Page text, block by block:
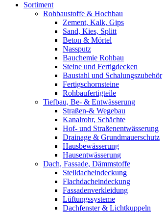
Sortiment
Rohbaustoffe & Hochbau
Zement, Kalk, Gips
Sand, Kies, Splitt
Beton & Mörtel
Nassputz
Bauchemie Rohbau
Steine und Fertigdecken
Baustahl und Schalungszubehör
Fertigschornsteine
Rohbaufertigteile
Tiefbau, Be- & Entwässerung
Straßen-& Wegebau
Kanalrohr, Schächte
Hof- und Straßenentwässerung
Drainage & Grundmauerschutz
Hausbewässerung
Hausentwässerung
Dach, Fassade, Dämmstoffe
Steildacheindeckung
Flachdacheindeckung
Fassadenverkleidung
Lüftungssysteme
Dachfenster & Lichtkuppeln